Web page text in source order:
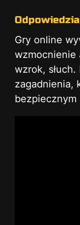
Gry online
wzmocnienie
wzrok,
zagadnienia,
bezpiecznym